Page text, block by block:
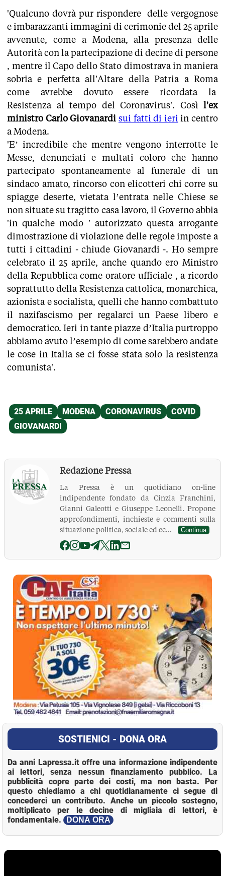
'Qualcuno dovrà pur rispondere delle vergognose
e imbarazzanti immagini di cerimonie del 25 aprile
avvenute, come a Modena, alla presenza delle
Autorità con la partecipazione di decine di persone
, mentre il Capo dello Stato dimostrava in maniera
sobria e perfetta all'Altare della Patria a Roma
come avrebbe dovuto essere ricordata la
Resistenza al tempo del Coronavirus'. Così l'ex
ministro Carlo Giovanardi sui fatti di ieri in centro
a Modena.
'E’ incredibile che mentre vengono interrotte le
Messe, denunciati e multati coloro che hanno
partecipato spontaneamente al funerale di un
sindaco amato, rincorso con elicotteri chi corre su
spiagge deserte, vietata l’entrata nelle Chiese se
non situate su tragitto casa lavoro, il Governo abbia
'in qualche modo ' autorizzato questa arrogante
dimostrazione di violazione delle regole imposte a
tutti i cittadini - chiude Giovanardi -. Ho sempre
celebrato il 25 aprile, anche quando ero Ministro
della Repubblica come oratore ufficiale , a ricordo
soprattutto della Resistenza cattolica, monarchica,
azionista e socialista, quelli che hanno combattuto
il nazifascismo per regalarci un Paese libero e
democratico. Ieri in tante piazze d’Italia purtroppo
abbiamo avuto l’esempio di come sarebbero andate
le cose in Italia se ci fosse stata solo la resistenza
comunista'.
Redazione Pressa
La Pressa è un quotidiano on-line
indipendente fondato da Cinzia Franchini,
Gianni Galeotti e Giuseppe Leonelli. Propone
approfondimenti, inchieste e commenti sulla
situazione politica, sociale ed ec...
Continua
La Pressa
SOSTIENICI - DONA ORA
Da anni Lapressa.it offre una informazione indipendente
ai lettori, senza nessun finanziamento pubblico. La
pubblicità copre parte dei costi, ma non basta. Per
questo chiediamo a chi quotidianamente ci segue di
concederci un contributo. Anche un piccolo sostegno,
moltiplicato per le decine di migliaia di lettori, è
fondamentale.
DONA ORA